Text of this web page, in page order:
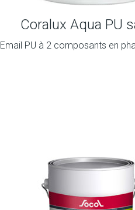
Coralux Aqua PU
Email PU à 2 composants en